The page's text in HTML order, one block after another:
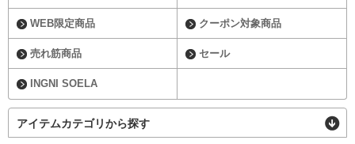
WEB限定商品 クーポン対象商品
売れ筋商品 セール
INGNI SOELA
アイテムカテゴリから探す